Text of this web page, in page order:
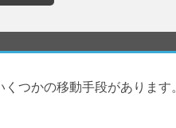
つかの移動手段があります